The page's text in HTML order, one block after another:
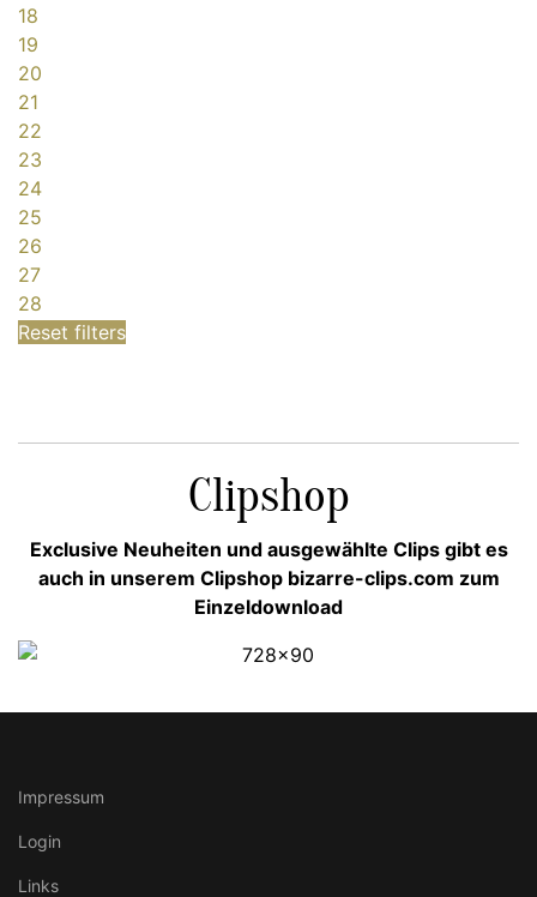
18
19
20
21
22
23
24
25
26
27
28
Reset filters
Clipshop
Exclusive Neuheiten und ausgewählte Clips gibt es
auch in unserem Clipshop bizarre-clips.com zum
Einzeldownload
Impressum
Login
Links